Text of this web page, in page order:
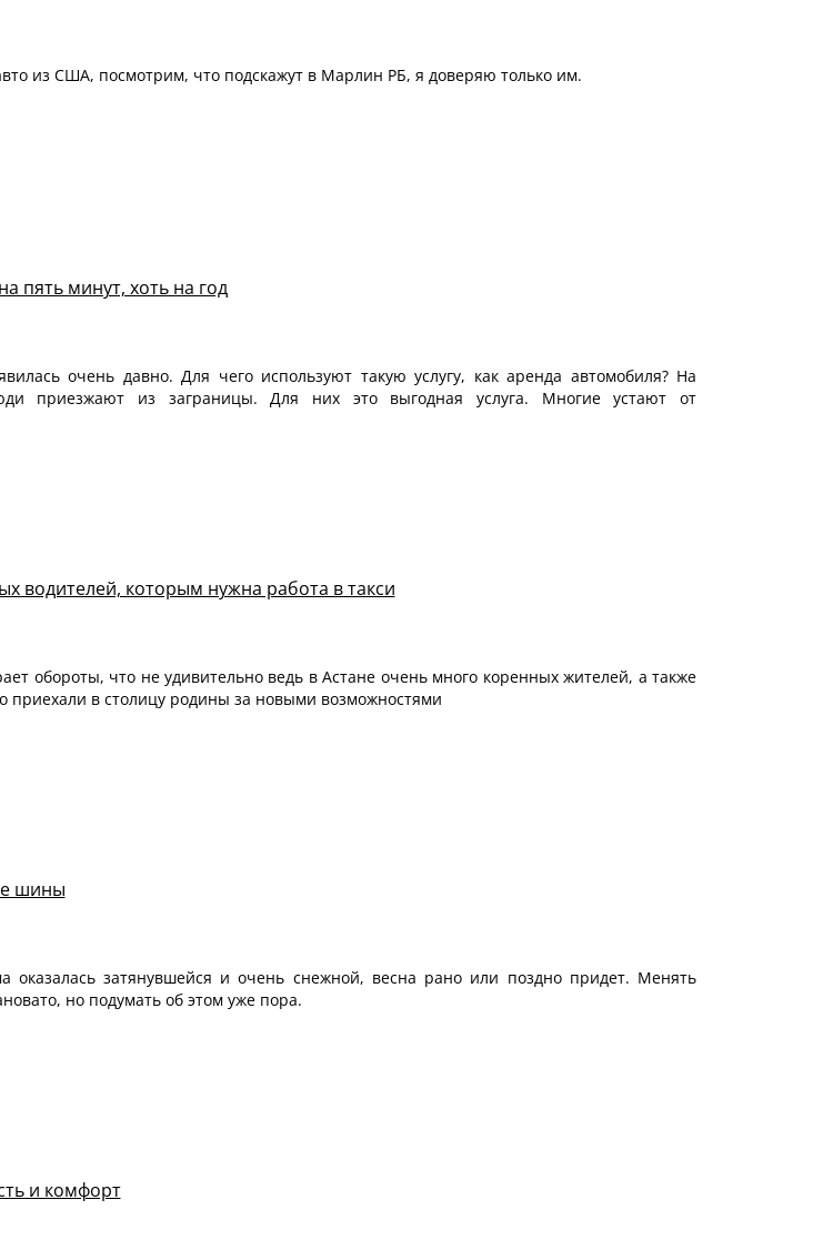
из США, посмотрим, что подскажут в Марлин РБ, я доверяю только им.
пять минут, хоть на год
очень давно. Для чего используют такую услугу, как аренда автомобиля? На
приезжают из заграницы. Для них это выгодная услуга. Многие устают от
водителей, которым нужна работа в такси
обороты, что не удивительно ведь в Астане очень много коренных жителей, а также
приехали в столицу родины за новыми возможностями
шины
оказалась затянувшейся и очень снежной, весна рано или поздно придет. Менять
но подумать об этом уже пора.
и комфорт